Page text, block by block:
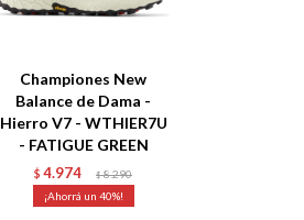
Championes New
Balance de Dama -
Hierro V7 - WTHIER7U
- FATIGUE GREEN
$ 4.974 $ 8.290
40